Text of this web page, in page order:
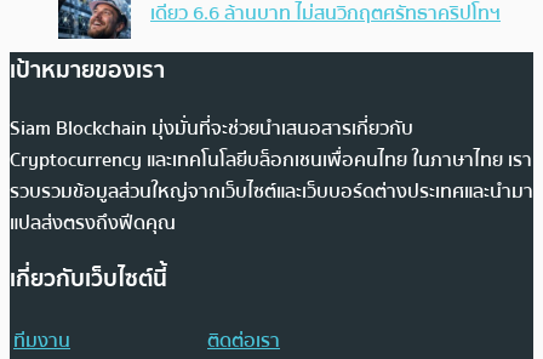
เดียว 6.6 ล้านบาท ไม่สนวิกฤตศรัทธาคริปโทฯ
เป้าหมายของเรา
Siam Blockchain มุ่งมั่นที่จะช่วยนำเสนอสารเกี่ยวกับ
Cryptocurrency และเทคโนโลยีบล็อกเชนเพื่อคนไทย ในภาษาไทย เรา
รวบรวมข้อมูลส่วนใหญ่จากเว็บไซต์และเว็บบอร์ดต่างประเทศและนำมา
แปลส่งตรงถึงฟีดคุณ
เกี่ยวกับเว็บไซต์นี้
ทีมงาน
ติดต่อเรา